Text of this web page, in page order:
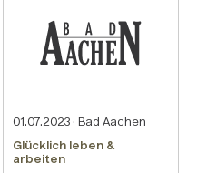
01.07.2023 · Bad Aachen
Glücklich leben &
arbeiten